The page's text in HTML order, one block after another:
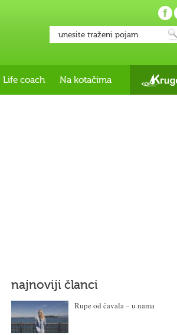
Life coach Na kotačima
najnoviji članci
Rupe od čavala – u nama